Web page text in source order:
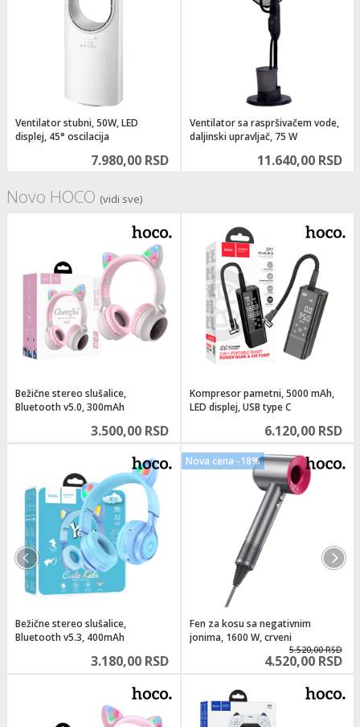
Ventilator stubni, 50W, LED
displej, 45° oscilacija
7.980,00 RSD
Ventilator sa raspršivačem vode,
daljinski upravljač, 75 W
11.640,00 RSD
Novo HOCO (vidi sve)
Bežične stereo slušalice,
Bluetooth v5.0, 300mAh
3.500,00 RSD
Bežične stereo slušalice,
Bluetooth v5.3, 400mAh
3.180,00 RSD
Kompresor pametni, 5000 mAh,
LED displej, USB type C
6.120,00 RSD
Nova cena -18%
Fen za kosu sa negativnim
jonima, 1600 W, crveni
5.520,00 RSD
4.520,00 RSD